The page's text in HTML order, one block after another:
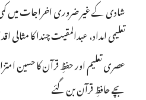
تعلیمی امداد، عبدالمقیت چندا کا مثالی
عصری تعلیم اور حفظِ قرآن کا حسین
بچے حافظِ قرآن بن گئے